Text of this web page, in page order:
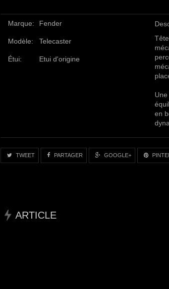
Marque: Fender
Modèle: Telecaster
Étui: Etui d'origine
en
TWEET PARTAGER GOOGLE+
ARTICLE